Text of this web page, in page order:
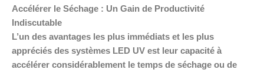
Accélérer le Séchage : Un Gain de Productivité
Indiscutable
L’un des avantages les plus immédiats et les plus
appréciés des systèmes LED UV est leur capacité à
accélérer considérablement le temps de séchage ou de